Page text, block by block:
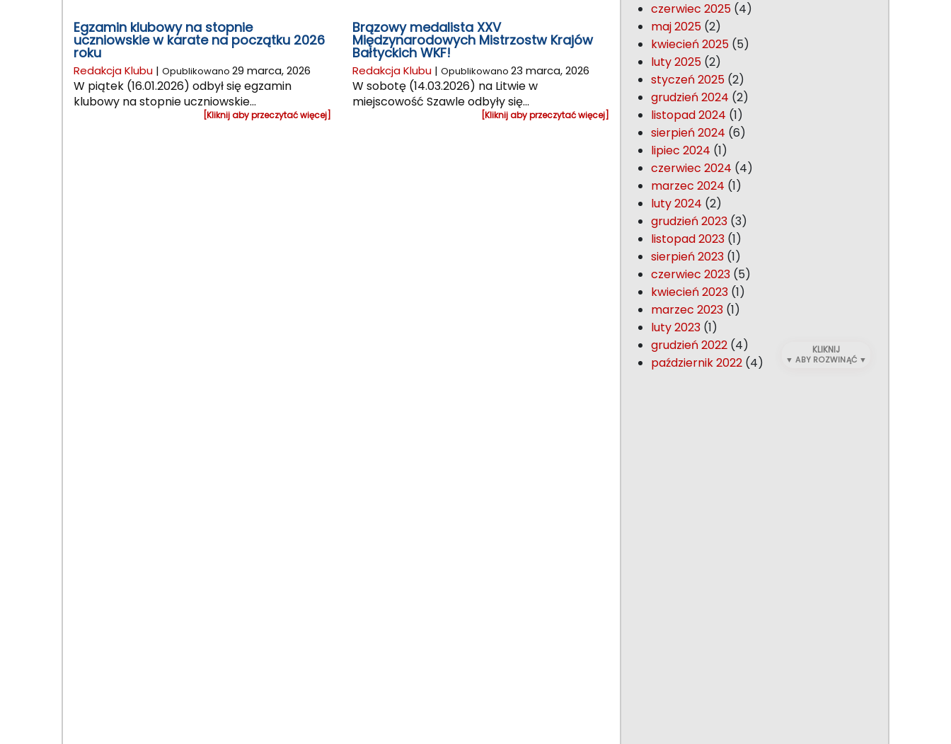
Egzamin klubowy na stopnie
uczniowskie w karate na początku 2026
roku
Redakcja Klubu | Opublikowano 29 marca, 2026
W piątek (16.01.2026) odbył się egzamin
klubowy na stopnie uczniowskie...
[Kliknij aby przeczytać więcej]
Brązowy medalista XXV
Międzynarodowych Mistrzostw Krajów
Bałtyckich WKF!
Redakcja Klubu | Opublikowano 23 marca, 2026
W sobotę (14.03.2026) na Litwie w
miejscowość Szawle odbyły się...
[Kliknij aby przeczytać więcej]
czerwiec 2025 (4)
maj 2025 (2)
kwiecień 2025 (5)
luty 2025 (2)
styczeń 2025 (2)
grudzień 2024 (2)
listopad 2024 (1)
sierpień 2024 (6)
lipiec 2024 (1)
czerwiec 2024 (4)
marzec 2024 (1)
luty 2024 (2)
grudzień 2023 (3)
listopad 2023 (1)
sierpień 2023 (1)
czerwiec 2023 (5)
kwiecień 2023 (1)
marzec 2023 (1)
luty 2023 (1)
grudzień 2022 (4)
październik 2022 (4)
KLIKNIJ
▼ ABY ROZWINĄĆ ▼